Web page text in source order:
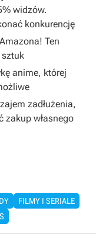
widzów.
konkurencję
Ten
sztuk
anime, której
zadłużenia,
zakup własnego
FILMY I SERIALE